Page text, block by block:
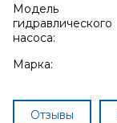
Модель
гидравлического
насоса:
Марка:
Отзывы